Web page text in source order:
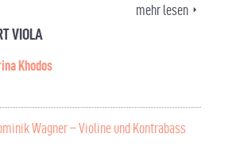
VIOLA
Khodos
mehr lesen